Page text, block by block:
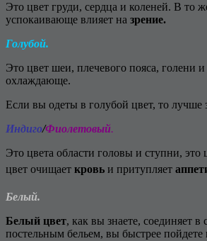
Это цвет груди, сердца и коленей. В то
успокаивающе влияет на зрение.
Голубой.
Это цвет шеи, плечевого пояса, голени
охлаждающе.
Если вы одеты в голубой цвет, то
Индиго/Фиолетовый.
Это цвета области головы и ступни, это
цвет очищает кровь и притупляет
Белый.
Белый цвет, как вы знаете, соединяет в
постельным бельем, вы быстрее